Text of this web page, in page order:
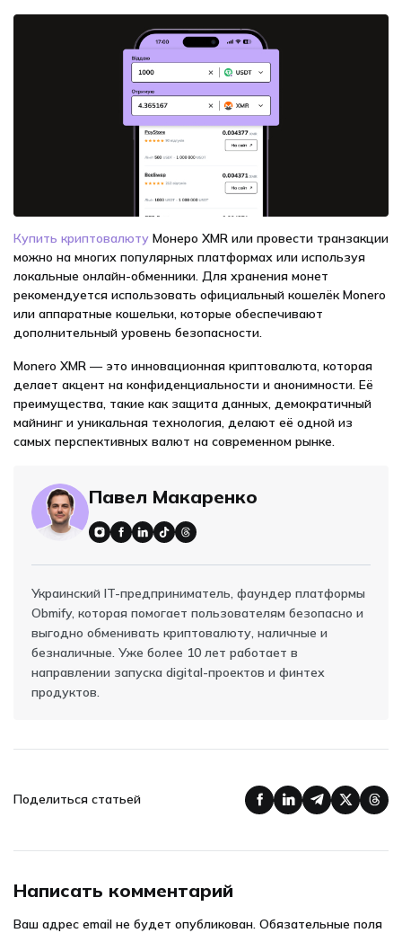
Купить криптовалюту Монеро XMR или провести транзакции
можно на многих популярных платформах или используя
локальные онлайн-обменники. Для хранения монет
рекомендуется использовать официальный кошелёк Monero
или аппаратные кошельки, которые обеспечивают
дополнительный уровень безопасности.
Monero XMR — это инновационная криптовалюта, которая
делает акцент на конфиденциальности и анонимности. Её
преимущества, такие как защита данных, демократичный
майнинг и уникальная технология, делают её одной из
самых перспективных валют на современном рынке.
Павел Макаренко
Украинский IT-предприниматель, фаундер платформы
Obmify, которая помогает пользователям безопасно и
выгодно обменивать криптовалюту, наличные и
безналичные. Уже более 10 лет работает в
направлении запуска digital-проектов и финтех
продуктов.
Поделиться статьей
Написать комментарий
Ваш адрес email не будет опубликован. Обязательные поля